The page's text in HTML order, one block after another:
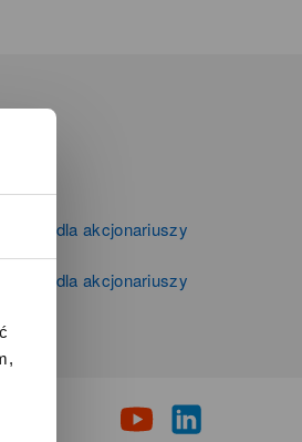
i dla akcjonariuszy
i dla akcjonariuszy